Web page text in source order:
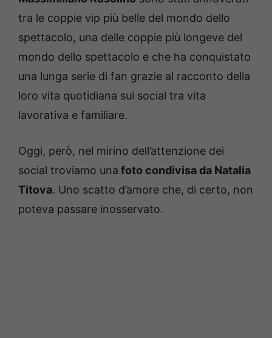
tra le coppie vip più belle del mondo dello
spettacolo, una delle coppie più longeve del
mondo dello spettacolo e che ha conquistato
una lunga serie di fan grazie al racconto della
loro vita quotidiana sui social tra vita
lavorativa e familiare.
Oggi, però, nel mirino dell’attenzione dei
social troviamo una foto condivisa da Natalia
Titova. Uno scatto d’amore che, di certo, non
poteva passare inosservato.